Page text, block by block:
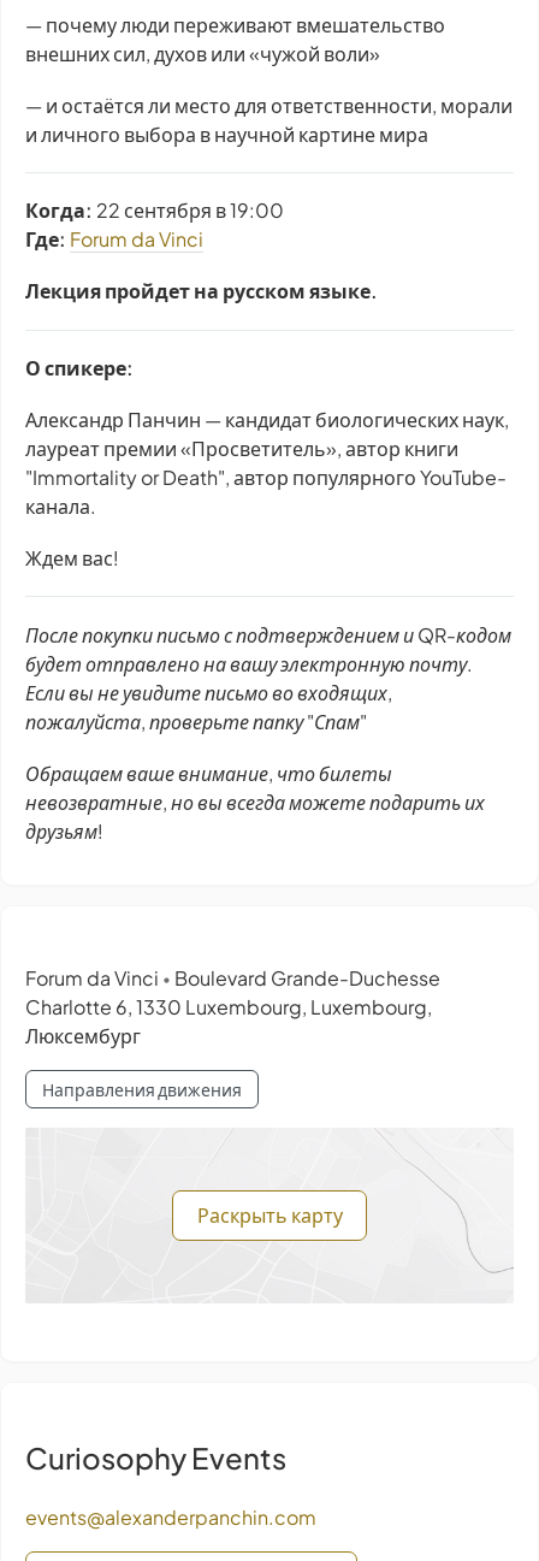
— почему люди переживают вмешательство
внешних сил, духов или «чужой воли»
— и остаётся ли место для ответственности, морали
и личного выбора в научной картине мира
Когда: 22 сентября в 19:00
Где: Forum da Vinci
Лекция пройдет на русском языке.
О спикере:
Александр Панчин — кандидат биологических наук,
лауреат премии «Просветитель», автор книги
"Immortality or Death", автор популярного YouTube-
канала.
Ждем вас!
После покупки письмо с подтверждением и QR-кодом
будет отправлено на вашу электронную почту.
Если вы не увидите письмо во входящих,
пожалуйста, проверьте папку "Спам"
Обращаем ваше внимание, что билеты
невозвратные, но вы всегда можете подарить их
друзьям!
Forum da Vinci • Boulevard Grande-Duchesse
Charlotte 6, 1330 Luxembourg, Luxembourg,
Люксембург
Направления движения
Раскрыть карту
Curiosophy Events
events@alexanderpanchin.com